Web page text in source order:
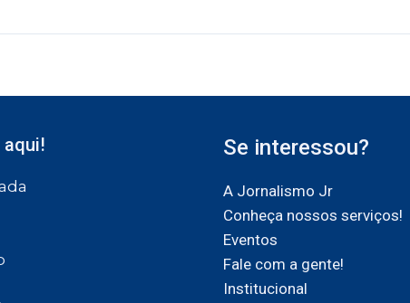
aqui! Se interessou?
A Jornalismo Jr
Conheça nossos serviços!
Eventos
Fale com a gente!
Institucional